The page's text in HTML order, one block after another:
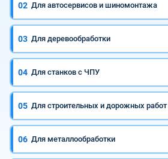
02 Для автосервисов и шиномонтажа
03 Для деревообработки
04 Для станков с ЧПУ
05 Для строительных и дорожных работ
06 Для металлообработки